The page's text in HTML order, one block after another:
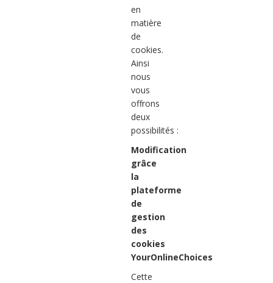
en
matière
de
cookies.
Ainsi
nous
vous
offrons
deux
possibilités :
Modification
grâce
la
plateforme
de
gestion
des
cookies
YourOnlineChoices
Cette